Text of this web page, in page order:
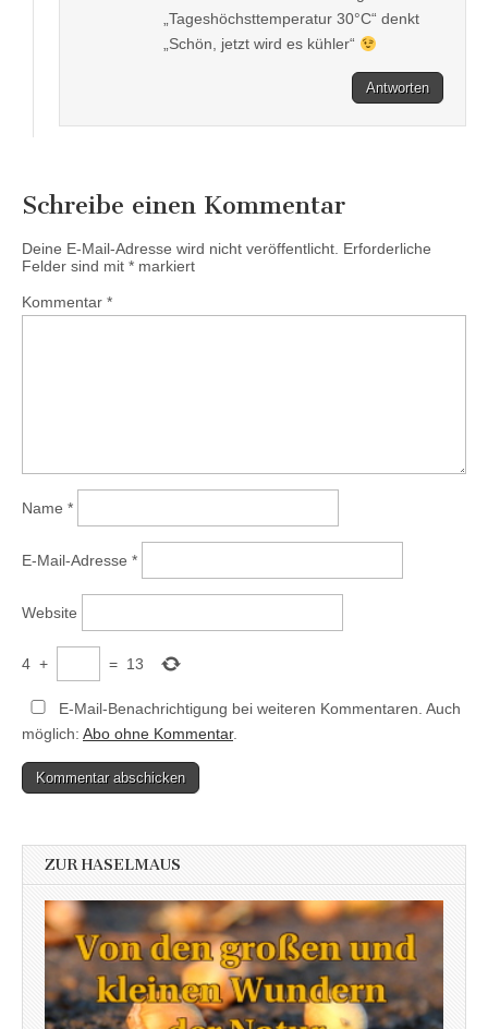
„Tageshöchsttemperatur 30°C“ denkt
„Schön, jetzt wird es kühler“
Antworten
Schreibe einen Kommentar
Deine E-Mail-Adresse wird nicht veröffentlicht. Erforderliche
Felder sind mit * markiert
Kommentar *
Name *
E-Mail-Adresse *
Website
4 + = 13
E-Mail-Benachrichtigung bei weiteren Kommentaren. Auch
möglich: Abo ohne Kommentar.
ZUR HASELMAUS